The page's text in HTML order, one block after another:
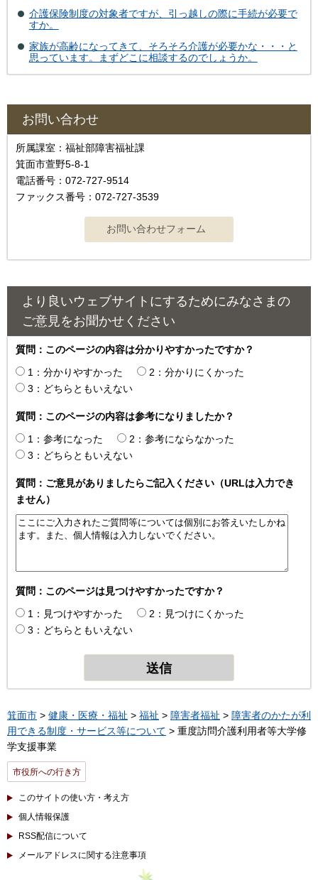
介護保険制度の対象者ですが、引っ越しの際に手続が必要で
すか。
家族が高齢になってきて、そろそろ介護が必要かな・・・と
思っています。まずどこに相談するのでしょうか。
お問い合わせ
所属課室：福祉部障害福祉課
箕面市萱野5-8-1
電話番号：072-727-9514
ファックス番号：072-727-3539
より良いウェブサイトにするためにみなさまの
ご意見をお聞かせください
質問：このページの内容は分かりやすかったですか？
1：分かりやすかった
2：分かりにくかった
3：どちらともいえない
質問：このページの内容は参考になりましたか？
1：参考になった
2：参考にならなかった
3：どちらともいえない
質問：ご意見がありましたらご記入ください（URLは入力でき
ません）
質問：このページは見つけやすかったですか？
1：見つけやすかった
2：見つけにくかった
3：どちらともいえない
箕面市 > 健康・医療・福祉 > 福祉 > 障害者福祉 > 障害者のかたが利
用できる制度・サービス等について > 重度訪問介護利用者等大学修
学支援事業
市役所への行き方
このサイトの使い方・考え方
個人情報保護
RSS配信について
メールアドレスに関する注意事項